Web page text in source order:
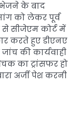
भेजने के बाद
को लेकर पूर्व
से सीजेएम कोर्ट में
करते हुए डीएनए
की कार्यवाही
का ट्रांसफर हो
अर्जी पेश करनी